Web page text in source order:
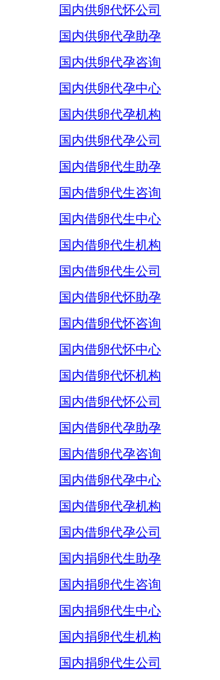
国内供卵代怀公司
国内供卵代孕助孕
国内供卵代孕咨询
国内供卵代孕中心
国内供卵代孕机构
国内供卵代孕公司
国内借卵代生助孕
国内借卵代生咨询
国内借卵代生中心
国内借卵代生机构
国内借卵代生公司
国内借卵代怀助孕
国内借卵代怀咨询
国内借卵代怀中心
国内借卵代怀机构
国内借卵代怀公司
国内借卵代孕助孕
国内借卵代孕咨询
国内借卵代孕中心
国内借卵代孕机构
国内借卵代孕公司
国内捐卵代生助孕
国内捐卵代生咨询
国内捐卵代生中心
国内捐卵代生机构
国内捐卵代生公司